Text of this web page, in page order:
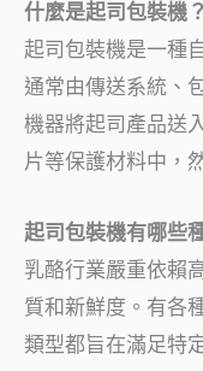
什麼是起司包裝機？
起司包裝機是一種
通常由傳送系統、
機器將起司產品送
片等保護材料中，
起司包裝機有哪些
乳酪行業嚴重依賴
質和新鮮度。有各
類型都旨在滿足特